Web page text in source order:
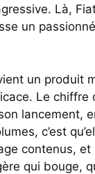
Là,
un
un produit
Le chiffre
lancement,
c’est
contenus, et
qui bouge,